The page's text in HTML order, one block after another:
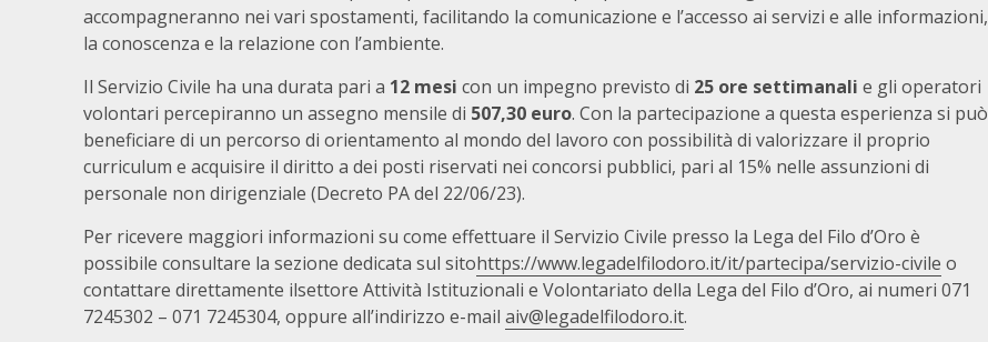
accompagneranno nei vari spostamenti, facilitando la comunicazione e l’accesso ai servizi e alle informazioni,
la conoscenza e la relazione con l’ambiente.
Il Servizio Civile ha una durata pari a 12 mesi con un impegno previsto di 25 ore settimanali e gli operatori
volontari percepiranno un assegno mensile di 507,30 euro. Con la partecipazione a questa esperienza si può
beneficiare di un percorso di orientamento al mondo del lavoro con possibilità di valorizzare il proprio
curriculum e acquisire il diritto a dei posti riservati nei concorsi pubblici, pari al 15% nelle assunzioni di
personale non dirigenziale (Decreto PA del 22/06/23).
Per ricevere maggiori informazioni su come effettuare il Servizio Civile presso la Lega del Filo d’Oro è
possibile consultare la sezione dedicata sul sitohttps://www.legadelfilodoro.it/it/partecipa/servizio-civile o
contattare direttamente ilsettore Attività Istituzionali e Volontariato della Lega del Filo d’Oro, ai numeri 071
7245302 – 071 7245304, oppure all’indirizzo e-mail aiv@legadelfilodoro.it.